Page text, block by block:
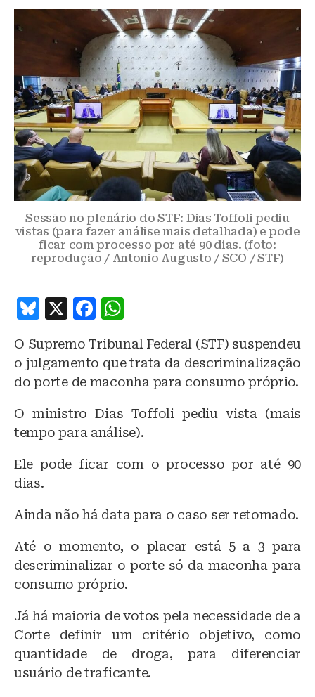
Sessão no plenário do STF: Dias Toffoli pediu
vistas (para fazer análise mais detalhada) e pode
ficar com processo por até 90 dias. (foto:
reprodução / Antonio Augusto / SCO / STF)
B
e
s
y
X
F
c
e
o
o
k
at
s
p
p
O Supremo Tribunal Federal (STF) suspendeu
o julgamento que trata da descriminalização
do porte de maconha para consumo próprio.
O ministro Dias Toffoli pediu vista (mais
tempo para análise).
Ele pode ficar com o processo por até 90
dias.
Ainda não há data para o caso ser retomado.
Até o momento, o placar está 5 a 3 para
descriminalizar o porte só da maconha para
consumo próprio.
Já há maioria de votos pela necessidade de a
Corte definir um critério objetivo, como
quantidade de droga, para diferenciar
usuário de traficante.